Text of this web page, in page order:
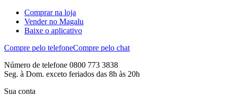
Comprar na loja
Vender no Magalu
Baixe o aplicativo
Compre pelo telefoneCompre pelo chat
Número de telefone 0800 773 3838
Seg. à Dom. exceto feriados das 8h às 20h
Sua conta